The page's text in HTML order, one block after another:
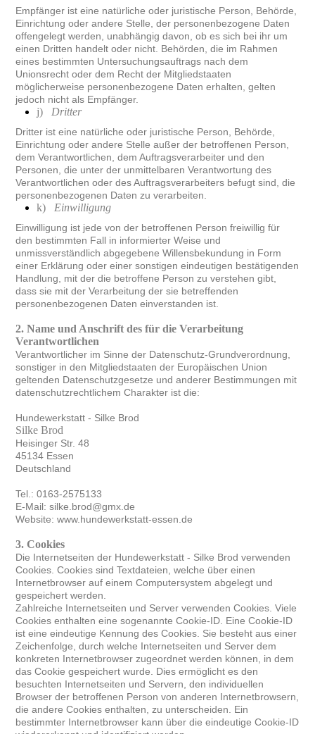
Empfänger ist eine natürliche oder juristische Person, Behörde,
Einrichtung oder andere Stelle, der personenbezogene Daten
offengelegt werden, unabhängig davon, ob es sich bei ihr um
einen Dritten handelt oder nicht. Behörden, die im Rahmen
eines bestimmten Untersuchungsauftrags nach dem
Unionsrecht oder dem Recht der Mitgliedstaaten
möglicherweise personenbezogene Daten erhalten, gelten
jedoch nicht als Empfänger.
j) Dritter
Dritter ist eine natürliche oder juristische Person, Behörde,
Einrichtung oder andere Stelle außer der betroffenen Person,
dem Verantwortlichen, dem Auftragsverarbeiter und den
Personen, die unter der unmittelbaren Verantwortung des
Verantwortlichen oder des Auftragsverarbeiters befugt sind, die
personenbezogenen Daten zu verarbeiten.
k) Einwilligung
Einwilligung ist jede von der betroffenen Person freiwillig für
den bestimmten Fall in informierter Weise und
unmissverständlich abgegebene Willensbekundung in Form
einer Erklärung oder einer sonstigen eindeutigen bestätigenden
Handlung, mit der die betroffene Person zu verstehen gibt,
dass sie mit der Verarbeitung der sie betreffenden
personenbezogenen Daten einverstanden ist.
2. Name und Anschrift des für die Verarbeitung
Verantwortlichen
Verantwortlicher im Sinne der Datenschutz-Grundverordnung,
sonstiger in den Mitgliedstaaten der Europäischen Union
geltenden Datenschutzgesetze und anderer Bestimmungen mit
datenschutzrechtlichem Charakter ist die:
Hundewerkstatt - Silke Brod
Silke Brod
Heisinger Str. 48
45134 Essen
Deutschland
Tel.: 0163-2575133
E-Mail: silke.brod@gmx.de
Website: www.hundewerkstatt-essen.de
3. Cookies
Die Internetseiten der Hundewerkstatt - Silke Brod verwenden
Cookies. Cookies sind Textdateien, welche über einen
Internetbrowser auf einem Computersystem abgelegt und
gespeichert werden.
Zahlreiche Internetseiten und Server verwenden Cookies. Viele
Cookies enthalten eine sogenannte Cookie-ID. Eine Cookie-ID
ist eine eindeutige Kennung des Cookies. Sie besteht aus einer
Zeichenfolge, durch welche Internetseiten und Server dem
konkreten Internetbrowser zugeordnet werden können, in dem
das Cookie gespeichert wurde. Dies ermöglicht es den
besuchten Internetseiten und Servern, den individuellen
Browser der betroffenen Person von anderen Internetbrowsern,
die andere Cookies enthalten, zu unterscheiden. Ein
bestimmter Internetbrowser kann über die eindeutige Cookie-ID